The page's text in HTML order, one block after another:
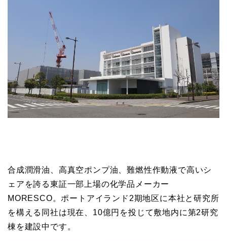
合成潤滑油、高真空ポンプ油、難燃性作動液で高いシ
ェアを誇る東証一部上場の化学品メーカー
MORESCO。ポートアイランド2期地区に本社と研究所
を構える同社は現在、10億円を投じて敷地内に第2研究
棟を建設中です。